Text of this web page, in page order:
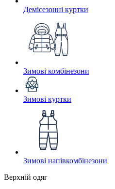
Демісезонні куртки
Зимові комбінезони
Зимові куртки
Зимові напівкомбінезони
Верхній одяг